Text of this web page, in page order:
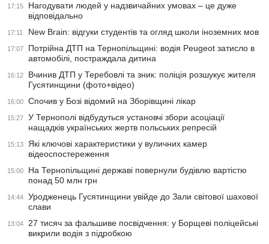
17:15
Нагодувати людей у надзвичайних умовах – це дуже
відповідально
17:11 New Brain: відгуки студентів та огляд школи іноземних мов
17:07
Потрійна ДТП на Тернопільщині: водія Peugeot затисло в
автомобілі, постраждала дитина
16:12
Вчинив ДТП у Теребовлі та зник: поліція розшукує жителя
Гусятинщини (фото+відео)
16:00 Спочив у Бозі відомий на Зборівщині лікар
15:27
У Тернополі відбудуться установчі збори асоціації
нащадків українських жертв польських репресій
15:13
Які ключові характеристики у вуличних камер
відеоспостереження
15:00
На Тернопільщині державі повернули будівлю вартістю
понад 50 млн грн
14:44
Уродженець Гусятинщини увійде до Зали світової шахової
слави
13:04
27 тисяч за фальшиве посвідчення: у Борщеві поліцейські
викрили водія з підробкою